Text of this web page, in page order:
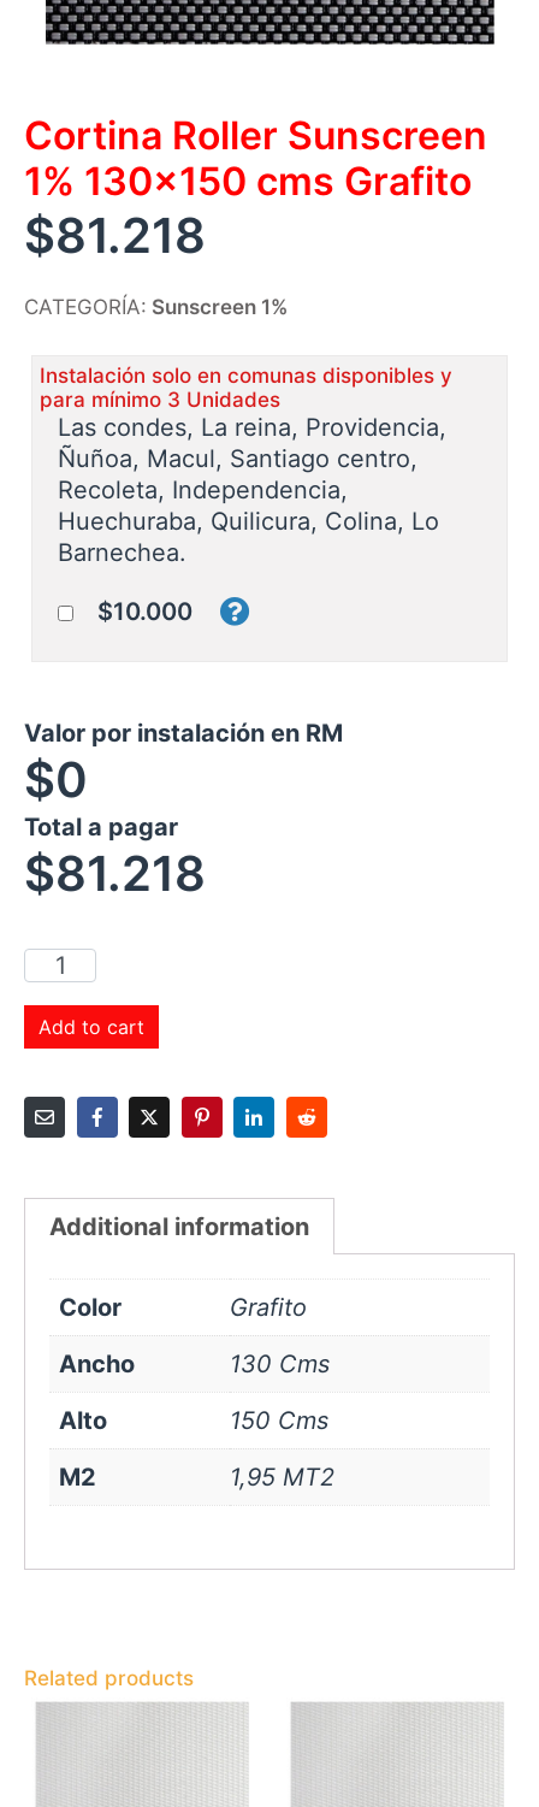
Cortina Roller Sunscreen
1% 130×150 cms Grafito
$81.218
CATEGORÍA: Sunscreen 1%
Instalación solo en comunas disponibles y
para mínimo 3 Unidades
Las condes, La reina, Providencia,
Ñuñoa, Macul, Santiago centro,
Recoleta, Independencia,
Huechuraba, Quilicura, Colina, Lo
Barnechea.
$10.000
Valor por instalación en RM
$0
Total a pagar
$81.218
Add to cart
Additional information
Color
Grafito
Ancho
130 Cms
Alto
150 Cms
M2
1,95 MT2
Related products